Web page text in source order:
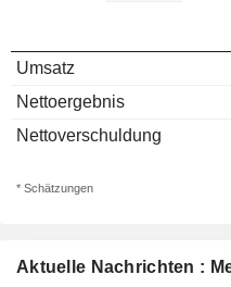
Aktuelle Nachrichten :
Umsatz
Nettoergebnis
Nettoverschuldung
* Schätzungen